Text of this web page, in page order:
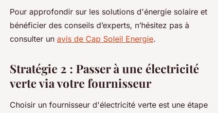
Pour approfondir sur les solutions d'énergie solaire et
bénéficier des conseils d’experts, n’hésitez pas à
consulter un avis de Cap Soleil Energie.
Stratégie 2 : Passer à une électricité
verte via votre fournisseur
Choisir un fournisseur d'électricité verte est une étape